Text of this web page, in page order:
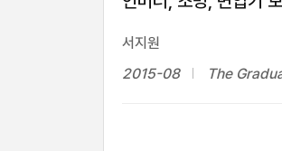
서지원
2015-08
The